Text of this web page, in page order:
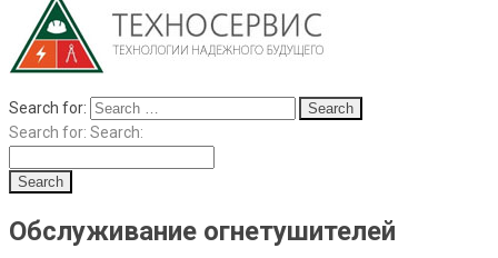
Search for:
Search for: Search:
Обслуживание огнетушителей